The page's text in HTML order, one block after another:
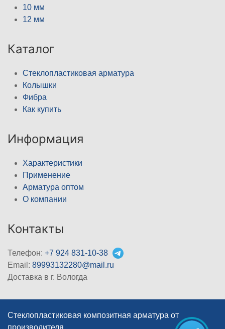
10 мм
12 мм
Каталог
Стеклопластиковая арматура
Колышки
Фибра
Как купить
Информация
Характеристики
Применение
Арматура оптом
О компании
Контакты
Телефон: +7 924 831-10-38
Email: 89993132280@mail.ru
Доставка в г. Вологда
Стеклопластиковая композитная арматура от
производителя